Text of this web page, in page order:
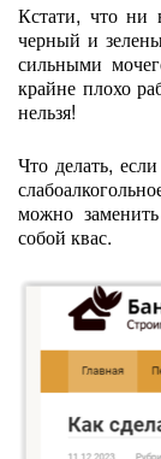
Кстати, что ни
черный и
сильными
крайне плохо
нельзя!
Что делать,
можно
собой квас.